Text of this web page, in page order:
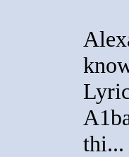
thi...